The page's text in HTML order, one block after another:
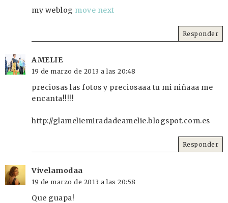
my weblog move next
Responder
AMELIE
19 de marzo de 2013 a las 20:48
preciosas las fotos y preciosaaa tu mi niñaaa me
encanta!!!!!
http://glameliemiradadeamelie.blogspot.com.es
Responder
Vivelamodaa
19 de marzo de 2013 a las 20:58
Que guapa!